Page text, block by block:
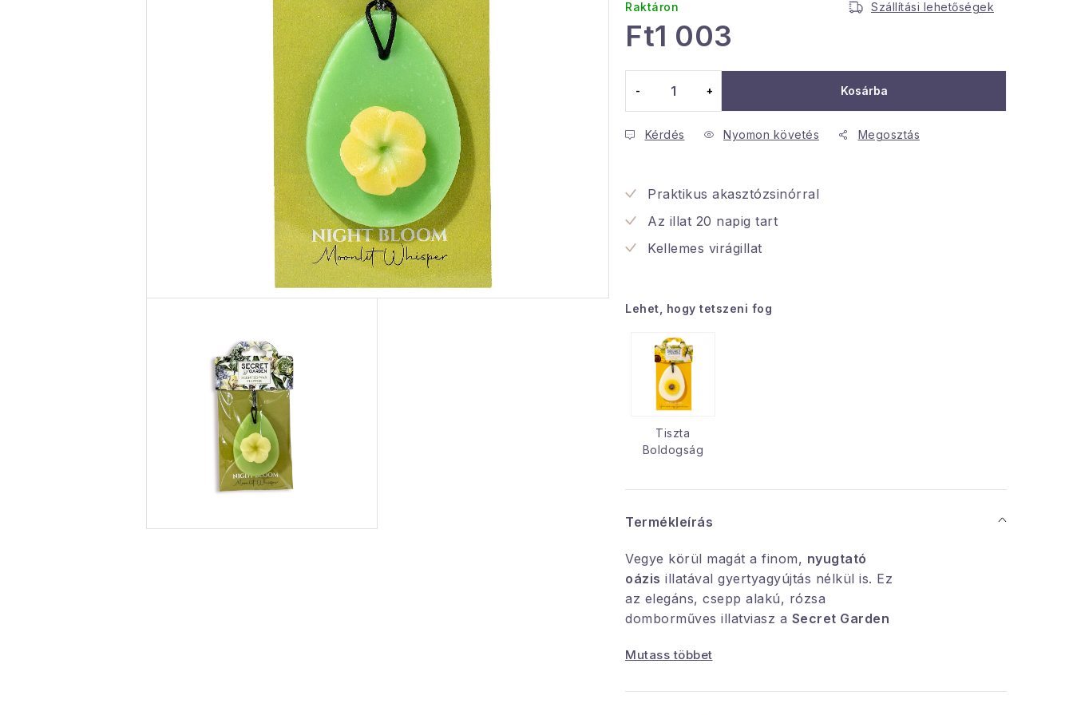
Raktáron Szállítási lehetőségek
Ft1 003
Kosárba
Kérdés Nyomon követés Megosztás
Praktikus akasztózsinórral
Az illat 20 napig tart
Kellemes virágillat
Lehet, hogy tetszeni fog
Tiszta
Boldogság
Termékleírás
Vegye körül magát a finom, nyugtató
oázis illatával gyertyagyújtás nélkül is. Ez
az elegáns, csepp alakú, rózsa
domborműves illatviasz a Secret Garden
hanem dekoratív elemet is hoz a belső
Mutass többet